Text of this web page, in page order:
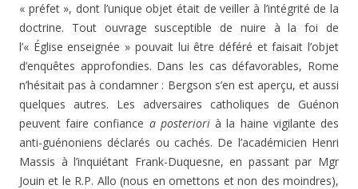
« préfet », dont l’unique objet était de veiller à l’intégrité de la
doctrine. Tout ouvrage susceptible de nuire à la foi de
l’« Église enseignée » pouvait lui être déféré et faisait l’objet
d’enquêtes approfondies. Dans les cas défavorables, Rome
n’hésitait pas à condamner : Bergson s’en est aperçu, et aussi
quelques autres. Les adversaires catholiques de Guénon
peuvent faire confiance a posteriorià la haine vigilante des
anti-guénoniens déclarés ou cachés. De l’académicien Henri
Massis à l’inquiétant Frank-Duquesne, en passant par Mgr
Jouin et le R.P. Allo (nous en omettons et non des moindres),